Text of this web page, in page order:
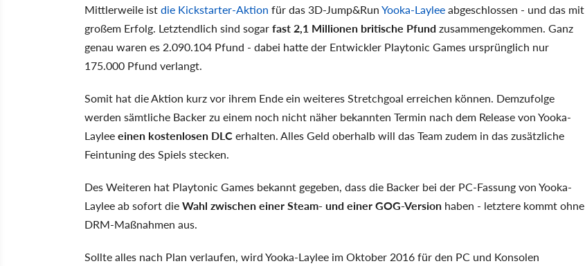
Mittlerweile istdie Kickstarter-Aktion für das 3D-Jump&RunYooka-Layleeabgeschlossen - und das mit
großem Erfolg. Letztendlich sind sogarfast 2,1 Millionen britische Pfundzusammengekommen. Ganz
genau waren es 2.090.104 Pfund - dabei hatte der Entwickler Playtonic Games ursprünglich nur
175.000 Pfund verlangt.
Somit hat die Aktion kurz vor ihrem Ende ein weiteres Stretchgoal erreichen können. Demzufolge
werden sämtliche Backer zu einem noch nicht näher bekannten Termin nach dem Release von Yooka-
Layleeeinen kostenlosen DLC erhalten. Alles Geld oberhalb will das Team zudem in das zusätzliche
Feintuning des Spiels stecken.
Des Weiteren hat Playtonic Games bekannt gegeben, dass die Backer bei der PC-Fassung von Yooka-
Laylee ab sofort dieWahl zwischen einer Steam- und einer GOG-Version haben - letztere kommt ohne
DRM-Maßnahmen aus.
Sollte alles nach Plan verlaufen, wird Yooka-Laylee im Oktober 2016 für den PC und Konsolen